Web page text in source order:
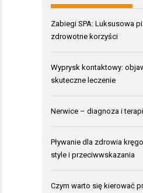
Zabiegi SPA: Luksusowa
zdrowotne korzyści
Wyprysk kontaktowy:
skuteczne leczenie
Nerwice – diagnoza i
Pływanie dla zdrowia
style i przeciwwskazania
Czym warto się kierować